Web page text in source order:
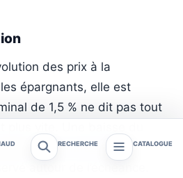
des prix à la
épargnants, elle est
de 1,5 % ne dit pas tout
plus vite. Une baisse du
différemment selon le
RECHERCHE CATALOGUE